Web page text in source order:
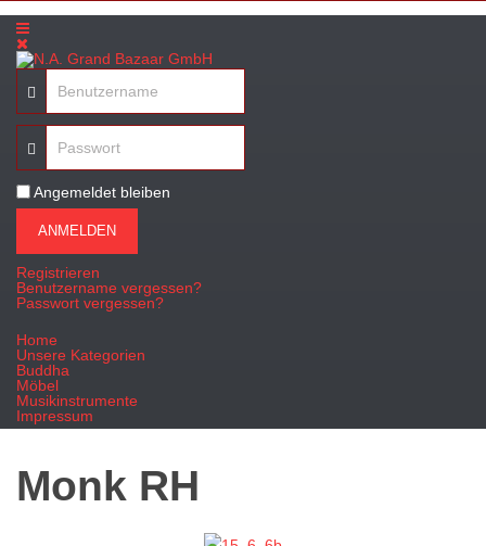
Angemeldet bleiben
ANMELDEN
Registrieren
Benutzername vergessen?
Passwort vergessen?
Home
Unsere Kategorien
Buddha
Möbel
Musikinstrumente
Impressum
Monk RH